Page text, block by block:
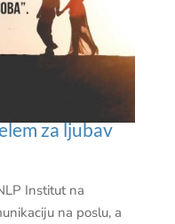
za ljubav
Institut na
na poslu, a